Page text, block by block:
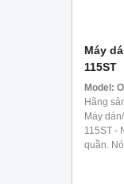
Máy
115ST
Model:
Hãng
Máy
115ST -
quần.